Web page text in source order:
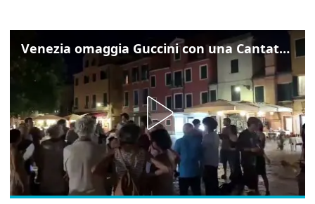
Venezia omaggia Guccini con una Cantata Anarchica in campo Santa Margherita